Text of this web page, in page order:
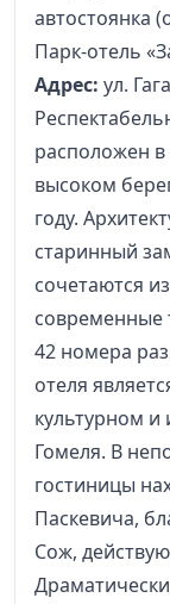
автостоянка
Парк-отель
Адрес: ул.
расположен
высоком
году.
старинный
сочетаются
современные
42 номера
отеля
культурном и
Гомеля. В
гостиницы
Паскевича,
Сож,